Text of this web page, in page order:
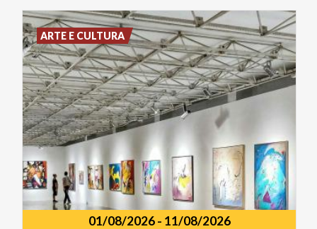
01/08/2026- 11/08/2026
ARTE E CULTURA